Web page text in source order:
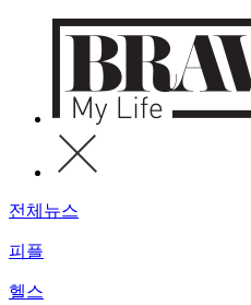
전체뉴스
피플
헬스